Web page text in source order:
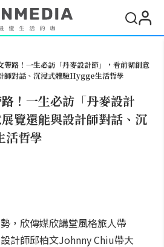
帶路！一生必訪「丹麥設計節」，看前衛創意
師對話、沉浸式體驗Hygge生活哲學
！一生必訪「丹麥設計
覽還能與設計師對話、沉
活哲學
，欣傳媒欣講堂風格旅人帶
計師邱柏文Johnny Chiu帶大